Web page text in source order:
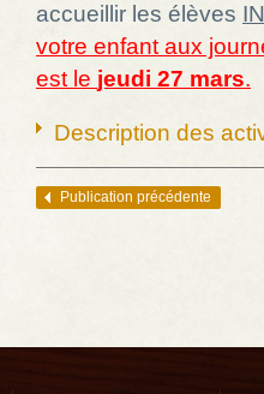
accueillir les élèves
votre enfant aux
est le jeudi 27 mars.
Description des
Navigation des articles
Publication précédente